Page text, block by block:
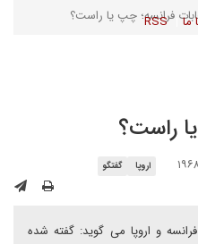
ما RSS
فرانسه؛ چپ یا راست؟
راست؟
اروپا گفتگو
و اروپا می گوید: گفته شده